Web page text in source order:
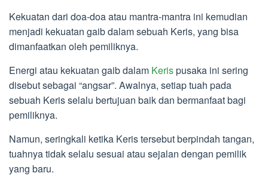
Kekuatan dari doa-doa atau mantra-mantra ini kemudian
menjadi kekuatan gaib dalam sebuah Keris, yang bisa
dimanfaatkan oleh pemiliknya.
Energi atau kekuatan gaib dalam Kerispusaka ini sering
disebut sebagai “angsar”. Awalnya, setiap tuah pada
sebuah Keris selalu bertujuan baik dan bermanfaat bagi
pemiliknya.
Namun, seringkali ketika Keris tersebut berpindah tangan,
tuahnya tidak selalu sesuai atau sejalan dengan pemilik
yang baru.